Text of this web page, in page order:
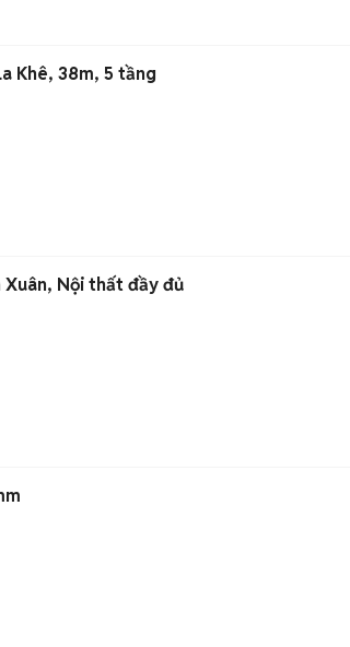
Khê, 38m, 5 tầng
Nội thất đầy đủ